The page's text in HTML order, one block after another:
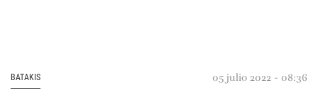
BATAKIS 05 julio 2022 - 08:36